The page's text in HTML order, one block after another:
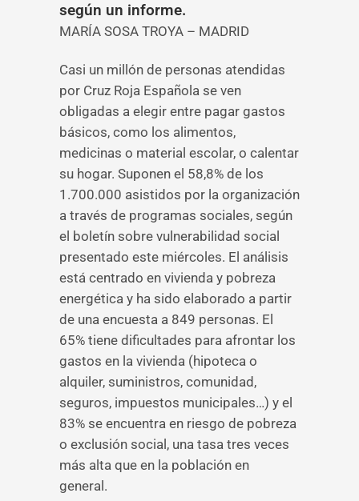
según un informe.
MARÍA SOSA TROYA – MADRID
Casi un millón de personas atendidas
por Cruz Roja Española se ven
obligadas a elegir entre pagar gastos
básicos, como los alimentos,
medicinas o material escolar, o calentar
su hogar. Suponen el 58,8% de los
1.700.000 asistidos por la organización
a través de programas sociales, según
el boletín sobre vulnerabilidad social
presentado este miércoles. El análisis
está centrado en vivienda y pobreza
energética y ha sido elaborado a partir
de una encuesta a 849 personas. El
65% tiene dificultades para afrontar los
gastos en la vivienda (hipoteca o
alquiler, suministros, comunidad,
seguros, impuestos municipales…) y el
83% se encuentra en riesgo de pobreza
o exclusión social, una tasa tres veces
más alta que en la población en
general.